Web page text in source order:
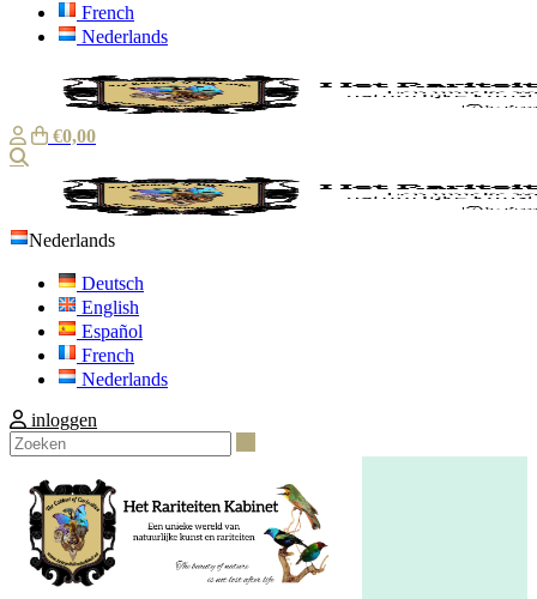
French
Nederlands
€0,00
Nederlands
Deutsch
English
Español
French
Nederlands
inloggen